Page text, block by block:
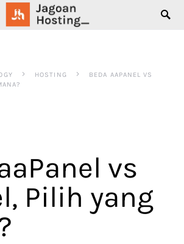
HOSTING
BEDA AAPANEL VS
vs
Pilih yang